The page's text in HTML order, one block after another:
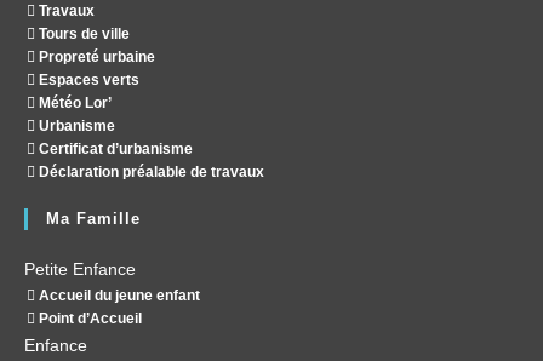
Travaux
Tours de ville
Propreté urbaine
Espaces verts
Météo Lor’
Urbanisme
Certificat d’urbanisme
Déclaration préalable de travaux
Ma Famille
Petite Enfance
Accueil du jeune enfant
Point d’Accueil
Enfance